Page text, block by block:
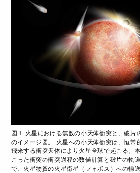
図１ 火星における無数の小天体衝突と、破片
のイメージ図。 火星への小天体衝突は、恒常
飛来する衝突天体により火星全球で起こる。
こった衝突の衝突過程の数値計算と破片の軌
で、火星物質の火星衛星（フォボス）への輸